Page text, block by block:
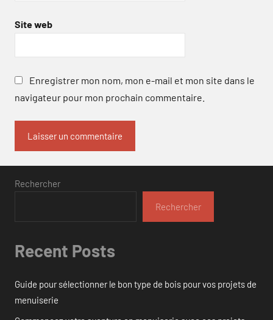
Site web
Enregistrer mon nom, mon e-mail et mon site dans le
navigateur pour mon prochain commentaire.
Rechercher
Rechercher
Recent Posts
Guide pour sélectionner le bon type de bois pour vos projets de
menuiserie